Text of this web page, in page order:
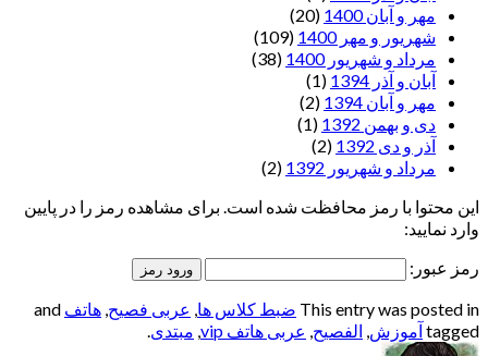
مهر و آبان 1400
(20)
شهریور و مهر 1400
(109)
مرداد و شهریور 1400
(38)
آبان و آذر 1394
(1)
مهر و آبان 1394
(2)
دی و بهمن 1392
(1)
آذر و دی 1392
(2)
مرداد و شهریور 1392
(2)
این محتوا با رمز محافظت شده است. برای مشاهده رمز را در پایین
وارد نمایید:
رمز عبور:
This entry was posted in ضبط کلاس ها, عربی فصیح, هاتف and
tagged آموزش, الفصيح, عربی هاتف vip , مبتدی.